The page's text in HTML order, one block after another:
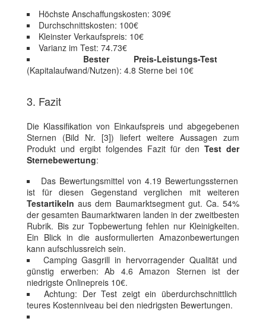
Höchste Anschaffungskosten: 309€
Durchschnittskosten: 100€
Kleinster Verkaufspreis: 10€
Varianz im Test: 74.73€
Bester Preis-Leistungs-Test
(Kapitalaufwand/Nutzen): 4.8 Sterne bei 10€
3. Fazit
Die Klassifikation von Einkaufspreis und abgegebenen
Sternen (Bild Nr. [3]) liefert weitere Aussagen zum
Produkt und ergibt folgendes Fazit für den Test der
Sternebewertung:
Das Bewertungsmittel von 4.19 Bewertungssternen
ist für diesen Gegenstand verglichen mit weiteren
Testartikeln aus dem Baumarktsegment gut. Ca. 54%
der gesamten Baumarktwaren landen in der zweitbesten
Rubrik. Bis zur Topbewertung fehlen nur Kleinigkeiten.
Ein Blick in die ausformulierten Amazonbewertungen
kann aufschlussreich sein.
Camping Gasgrill in hervorragender Qualität und
günstig erwerben: Ab 4.6 Amazon Sternen ist der
niedrigste Onlinepreis 10€.
Achtung: Der Test zeigt ein überdurchschnittlich
teures Kostenniveau bei den niedrigsten Bewertungen.